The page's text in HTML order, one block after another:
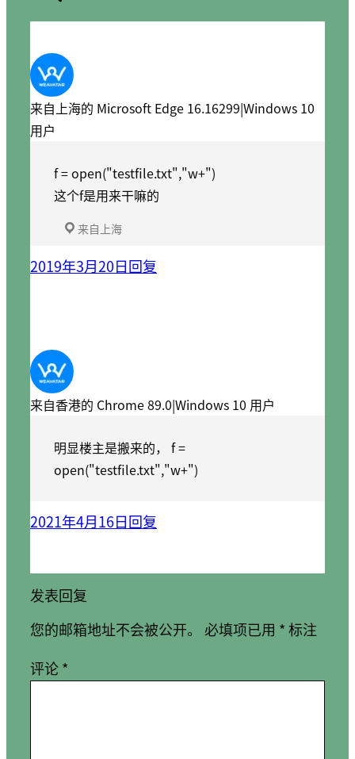
来自上海的 Microsoft Edge 16.16299|Windows 10
用户
f = open("testfile.txt","w+")
这个f是用来干嘛的
来自上海
2019年3月20日回复
来自香港的 Chrome 89.0|Windows 10 用户
明显楼主是搬来的， f =
open("testfile.txt","w+")
2021年4月16日回复
发表回复
您的邮箱地址不会被公开。 必填项已用 *标注
评论*